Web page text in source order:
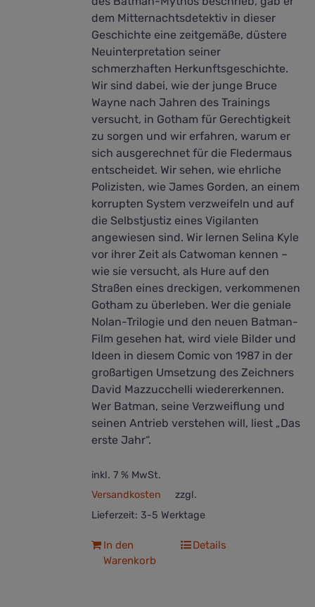
dem Mitternachtsdetektiv in dieser
Geschichte eine zeitgemäße, düstere
Neuinterpretation seiner
schmerzhaften Herkunftsgeschichte.
Wir sind dabei, wie der junge Bruce
Wayne nach Jahren des Trainings
versucht, in Gotham für Gerechtigkeit
zu sorgen und wir erfahren, warum er
sich ausgerechnet für die Fledermaus
entscheidet. Wir sehen, wie ehrliche
Polizisten, wie James Gorden, an einem
korrupten System verzweifeln und auf
die Selbstjustiz eines Vigilanten
angewiesen sind. Wir lernen Selina Kyle
vor ihrer Zeit als Catwoman kennen –
wie sie versucht, als Hure auf den
Straßen eines dreckigen, verkommenen
Gotham zu überleben. Wer die geniale
Nolan-Trilogie und den neuen Batman-
Film gesehen hat, wird viele Bilder und
Ideen in diesem Comic von 1987 in der
großartigen Umsetzung des Zeichners
David Mazzucchelli wiedererkennen.
Wer Batman, seine Verzweiflung und
seinen Antrieb verstehen will, liest „Das
erste Jahr“.
inkl. 7 % MwSt.
zzgl.
Versandkosten
Lieferzeit: 3-5 Werktage
In den
Warenkorb
Details